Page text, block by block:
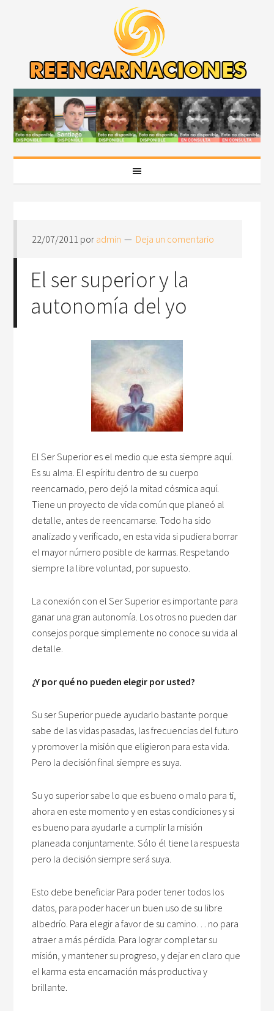
22/07/2011 por admin Deja un comentario
El ser superior y la
autonomía del yo
El Ser Superior es el medio que esta siempre aquí.
Es su alma. El espíritu dentro de su cuerpo
reencarnado, pero dejó la mitad cósmica aquí.
Tiene un proyecto de vida común que planeó al
detalle, antes de reencarnarse. Todo ha sido
analizado y verificado, en esta vida si pudiera borrar
el mayor número posible de karmas. Respetando
siempre la libre voluntad, por supuesto.
La conexión con el Ser Superior es importante para
ganar una gran autonomía. Los otros no pueden dar
consejos porque simplemente no conoce su vida al
detalle.
¿Y por qué no pueden elegir por usted?
Su ser Superior puede ayudarlo bastante porque
sabe de las vidas pasadas, las frecuencias del futuro
y promover la misión que eligieron para esta vida.
Pero la decisión final siempre es suya.
Su yo superior sabe lo que es bueno o malo para ti,
ahora en este momento y en estas condiciones y si
es bueno para ayudarle a cumplir la misión
planeada conjuntamente. Sólo él tiene la respuesta
pero la decisión siempre será suya.
Esto debe beneficiar Para poder tener todos los
datos, para poder hacer un buen uso de su libre
albedrío. Para elegir a favor de su camino… no para
atraer a más pérdida. Para lograr completar su
misión, y mantener su progreso, y dejar en claro que
el karma esta encarnación más productiva y
brillante.